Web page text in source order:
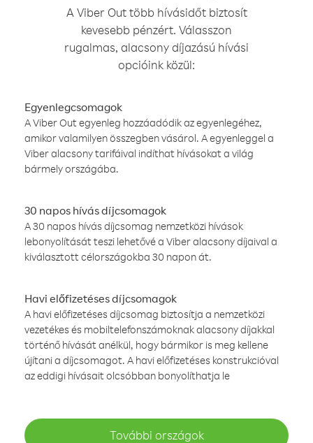
A Viber Out több hívásidőt biztosít
kevesebb pénzért. Válasszon
rugalmas, alacsony díjazású hívási
opcióink közül:
Egyenlegcsomagok
A Viber Out egyenleg hozzáadódik az egyenlegéhez,
amikor valamilyen összegben vásárol. A egyenleggel a
Viber alacsony tarifáival indíthat hívásokat a világ
bármely országába.
30 napos hívás díjcsomagok
A 30 napos hívás díjcsomag nemzetközi hívások
lebonyolítását teszi lehetővé a Viber alacsony díjaival a
kiválasztott célországokba 30 napon át.
Havi előfizetéses díjcsomagok
A havi előfizetéses díjcsomag biztosítja a nemzetközi
vezetékes és mobiltelefonszámoknak alacsony díjakkal
történő hívását anélkül, hogy bármikor is meg kellene
újítani a díjcsomagot. A havi előfizetéses konstrukcióval
az eddigi hívásait olcsóbban bonyolíthatja le
További országok